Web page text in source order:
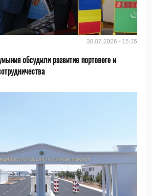
30.07.2026 - 15:35
обсудили развитие портового и